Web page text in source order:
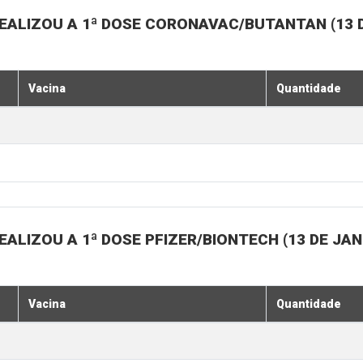
A 1ª DOSE CORONAVAC/BUTANTAN (13
Vacina Quantidade
A 1ª DOSE PFIZER/BIONTECH (13 DE
Vacina Quantidade